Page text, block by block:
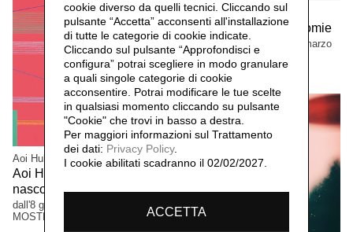
Manuela Bieri
Manuela Bieri. Tassonomie
dal 9 novembre 2025 al 22 marzo
2026
MOSTRE
Aoi Huber Kono
Aoi Huber Kono. Il sensore
nascosto
dall'8 giugno al 12 ottobre 2025
MOSTRE
cookie diverso da quelli tecnici. Cliccando sul
pulsante “Accetta” acconsenti all'installazione
di tutte le categorie di cookie indicate.
Cliccando sul pulsante “Approfondisci e
configura” potrai scegliere in modo granulare
a quali singole categorie di cookie
acconsentire. Potrai modificare le tue scelte
in qualsiasi momento cliccando su pulsante
"Cookie" che trovi in basso a destra.
Per maggiori informazioni sul Trattamento
dei dati: Privacy Policy.
I cookie abilitati scadranno il 02/02/2027.
ACCETTA